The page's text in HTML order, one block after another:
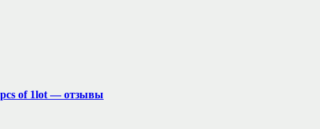
of 1lot — отзывы